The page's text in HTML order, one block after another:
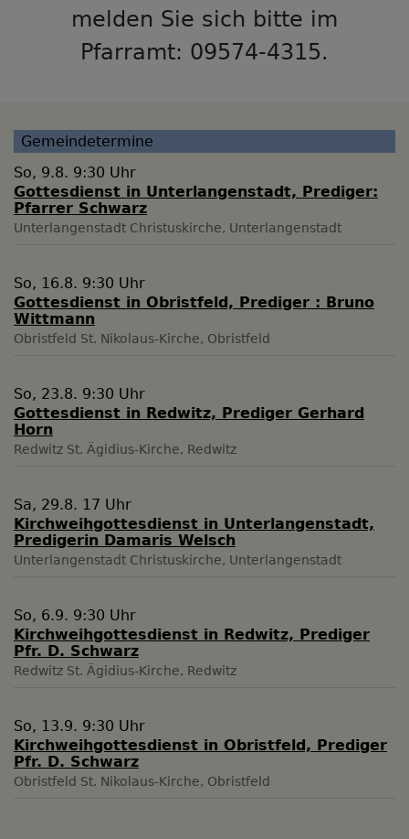
melden Sie sich bitte im
Pfarramt: 09574-4315.
Gemeindetermine
So, 9.8. 9:30 Uhr
Gottesdienst in Unterlangenstadt, Prediger:
Pfarrer Schwarz
Unterlangenstadt Christuskirche, Unterlangenstadt
So, 16.8. 9:30 Uhr
Gottesdienst in Obristfeld, Prediger : Bruno
Wittmann
Obristfeld St. Nikolaus-Kirche, Obristfeld
So, 23.8. 9:30 Uhr
Gottesdienst in Redwitz, Prediger Gerhard
Horn
Redwitz St. Ägidius-Kirche, Redwitz
Sa, 29.8. 17 Uhr
Kirchweihgottesdienst in Unterlangenstadt,
Predigerin Damaris Welsch
Unterlangenstadt Christuskirche, Unterlangenstadt
So, 6.9. 9:30 Uhr
Kirchweihgottesdienst in Redwitz, Prediger
Pfr. D. Schwarz
Redwitz St. Ägidius-Kirche, Redwitz
So, 13.9. 9:30 Uhr
Kirchweihgottesdienst in Obristfeld, Prediger
Pfr. D. Schwarz
Obristfeld St. Nikolaus-Kirche, Obristfeld